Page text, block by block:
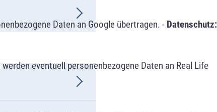
Daten an Google übertragen. - Datenschutz:
eventuell personenbezogene Daten an Real Life